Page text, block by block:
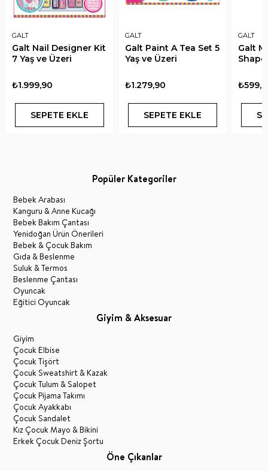
GALT
Galt Nail Designer Kit
7 Yaş ve Üzeri
₺1.999,90
SEPETE EKLE
GALT
Galt Paint A Tea Set 5
Yaş ve Üzeri
₺1.279,90
SEPETE EKLE
GALT
Galt
Popüler Kategoriler
Bebek Arabası
Kanguru & Anne Kucağı
Bebek Bakım Çantası
Yenidoğan Ürün Önerileri
Bebek & Çocuk Bakım
Gıda & Beslenme
Suluk & Termos
Beslenme Çantası
Oyuncak
Eğitici Oyuncak
Giyim & Aksesuar
Giyim
Çocuk Elbise
Çocuk Tişört
Çocuk Sweatshirt & Kazak
Çocuk Tulum & Salopet
Çocuk Pijama Takımı
Çocuk Ayakkabı
Çocuk Sandalet
Kız Çocuk Mayo & Bikini
Erkek Çocuk Deniz Şortu
Öne Çıkanlar